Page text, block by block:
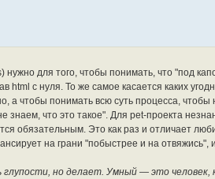
для того, чтобы понимать, что "под
html с нуля. То же самое касается каких
а чтобы понимать всю суть процесса,
знаем, что это такое". Для pet-проекта
обязательным. Это как раз и отличает
на грани "побыстрее и на отвяжись",
но делает. Умный — это